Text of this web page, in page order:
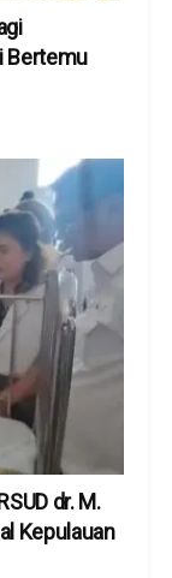
Bertemu
dr. M.
Kepulauan